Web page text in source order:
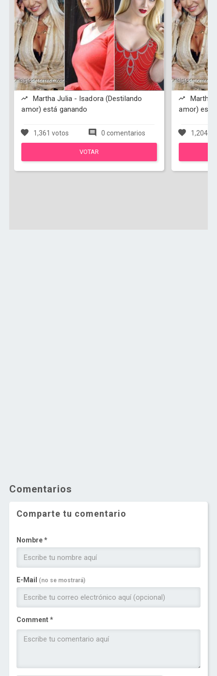
Martha Julia - Isadora (Destilando
amor) está ganando
1,361 votos 0 comentarios
VOTAR
Martha
amor) está
1,204
Comentarios
Comparte tu comentario
Nombre *
E-Mail (no se mostrará)
Comment *